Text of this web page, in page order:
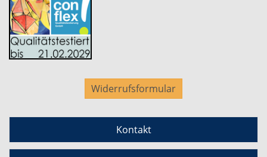
Widerrufsformular
Kontakt